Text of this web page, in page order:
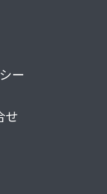
ー
せ